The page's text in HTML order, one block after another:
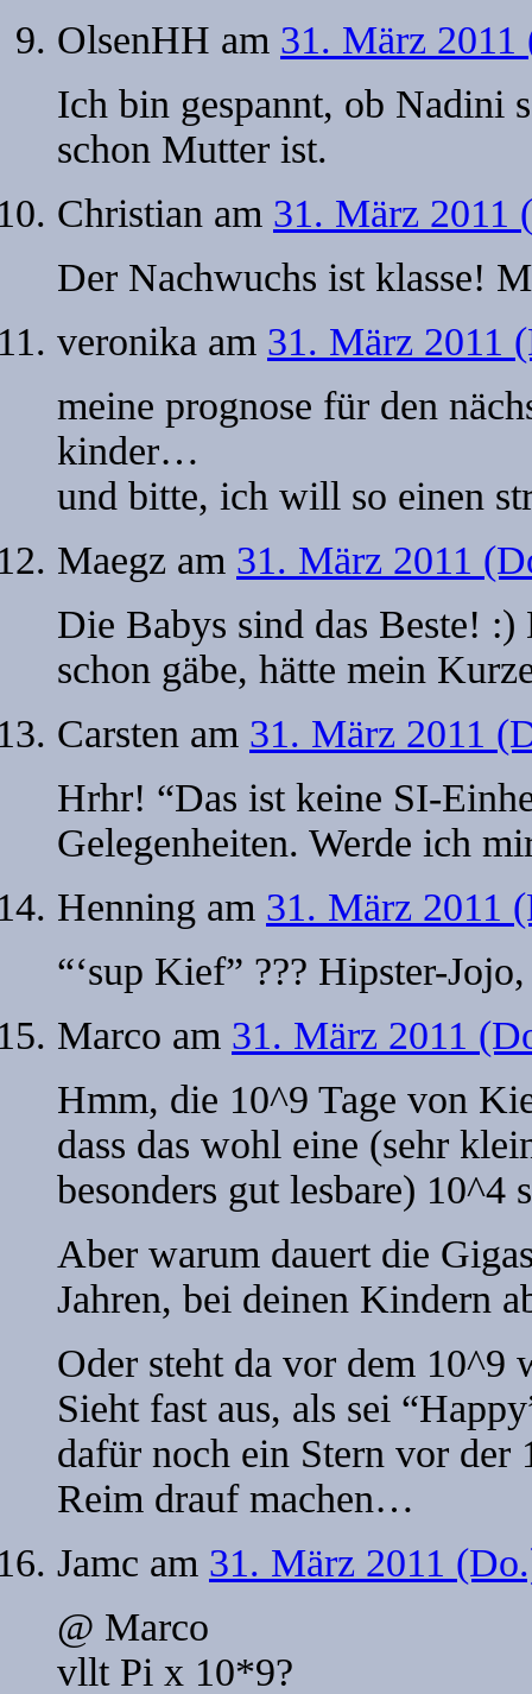
OlsenHH am 31. März
Ich bin gespannt, ob Nadini
schon Mutter ist.
Christian am 31. März 2011
Der Nachwuchs ist klasse!
veronika am 31. März 2011
meine prognose für den
kinder…
und bitte, ich will so einen
Maegz am 31. März 2011
Die Babys sind das Beste!
schon gäbe, hätte mein
Carsten am 31. März 2011
Hrhr! “Das ist keine SI-
Gelegenheiten. Werde ich
Henning am 31. März 2011
“‘sup Kief” ??? Hipster-
Marco am 31. März 2011
Hmm, die 10^9 Tage von
dass das wohl eine (sehr
besonders gut lesbare) 10^4
Aber warum dauert die
Jahren, bei deinen Kindern
Oder steht da vor dem 10^9
Sieht fast aus, als sei
dafür noch ein Stern vor der
Reim drauf machen…
Jamc am 31. März 2011
@ Marco
vllt Pi x 10*9?